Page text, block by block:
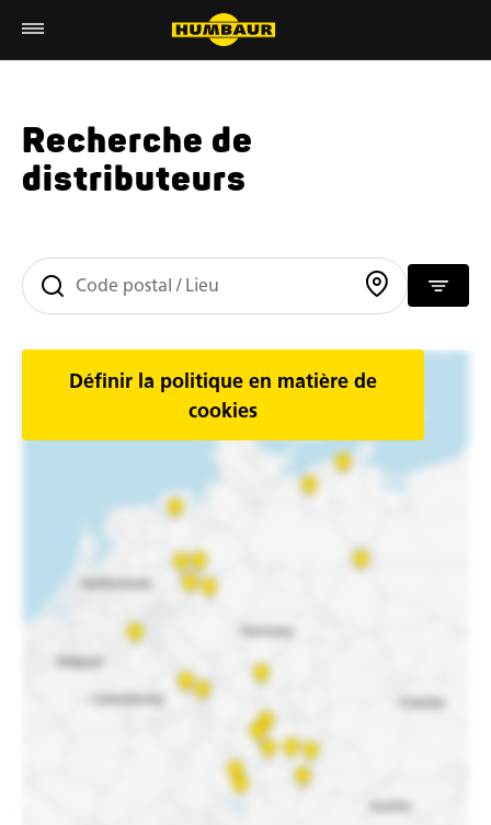
Recherche de
distributeurs
Définir la politique en matière de
cookies